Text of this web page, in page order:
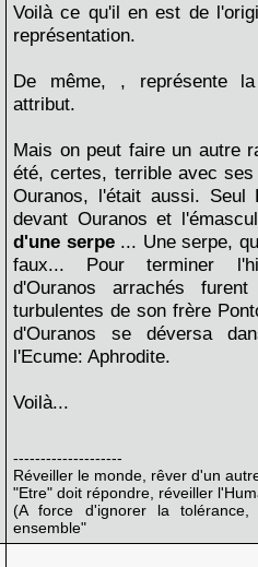
Voilà ce qu'il en est de
représentation.
De même, , représente
attribut.
Mais on peut faire un autre
été, certes, terrible avec
Ouranos, l'était aussi. Seul
devant Ouranos et
d'une serpe ... Une serpe,
faux... Pour terminer
d'Ouranos arrachés
turbulentes de son frère
d'Ouranos se déversa
l'Ecume: Aphrodite.
Voilà...
--------------------
Réveiller le monde, rêver d'un
"Etre" doit répondre, réveiller
(A force d'ignorer la
ensemble"